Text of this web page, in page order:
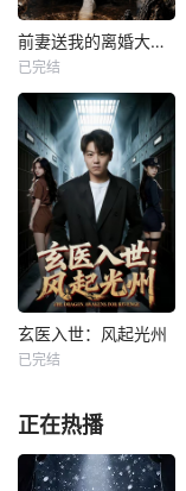
前妻送我的离婚大礼包
已完结
玄医入世：风起光州
已完结
正在热播